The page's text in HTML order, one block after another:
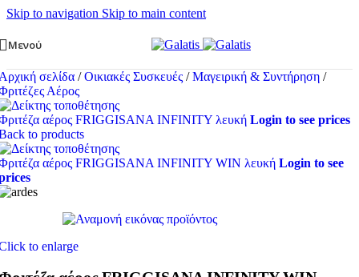
Skip to navigation Skip to main content
Μενού
σελίδα / Οικιακές Συσκευές / Μαγειρική & Συντήρηση /
Αέρος
αέρος FRIGGISANA INFINITY λευκή Login to see prices
to products
αέρος FRIGGISANA INFINITY WIN λευκή Login to see
to enlarge